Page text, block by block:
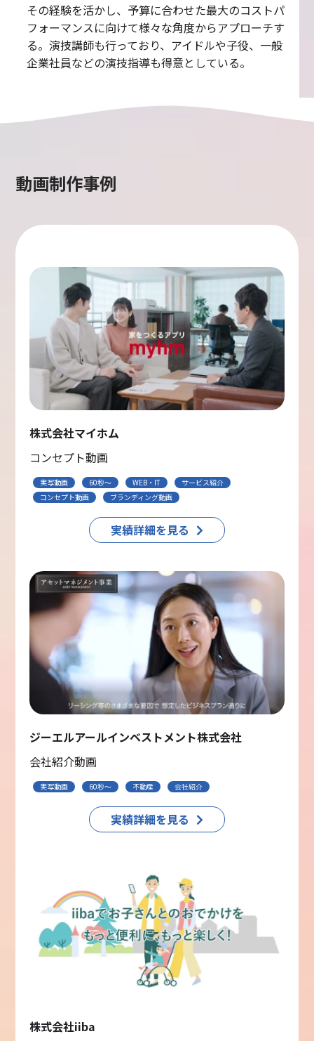
その経験を活かし、予算に合わせた最大のコストパ
フォーマンスに向けて様々な角度からアプローチす
る。演技講師も行っており、アイドルや子役、一般
企業社員などの演技指導も得意としている。
動画制作事例
株式会社マイホム
コンセプト動画
実写動画 60秒〜 WEB・IT
サービス紹介
コンセプト動画
ブランディング動画
実績詳細を見る
ジーエルアールインベストメント株式会社
会社紹介動画
実写動画 60秒〜 不動産 会社紹介
実績詳細を見る
株式会社iiba